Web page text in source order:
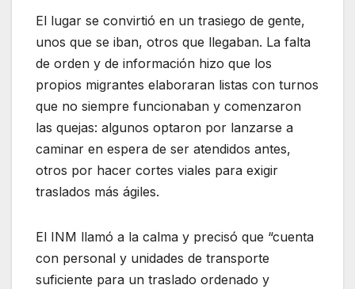
El lugar se convirtió en un trasiego de gente,
unos que se iban, otros que llegaban. La falta
de orden y de información hizo que los
propios migrantes elaboraran listas con turnos
que no siempre funcionaban y comenzaron
las quejas: algunos optaron por lanzarse a
caminar en espera de ser atendidos antes,
otros por hacer cortes viales para exigir
traslados más ágiles.
El INM llamó a la calma y precisó que “cuenta
con personal y unidades de transporte
suficiente para un traslado ordenado y